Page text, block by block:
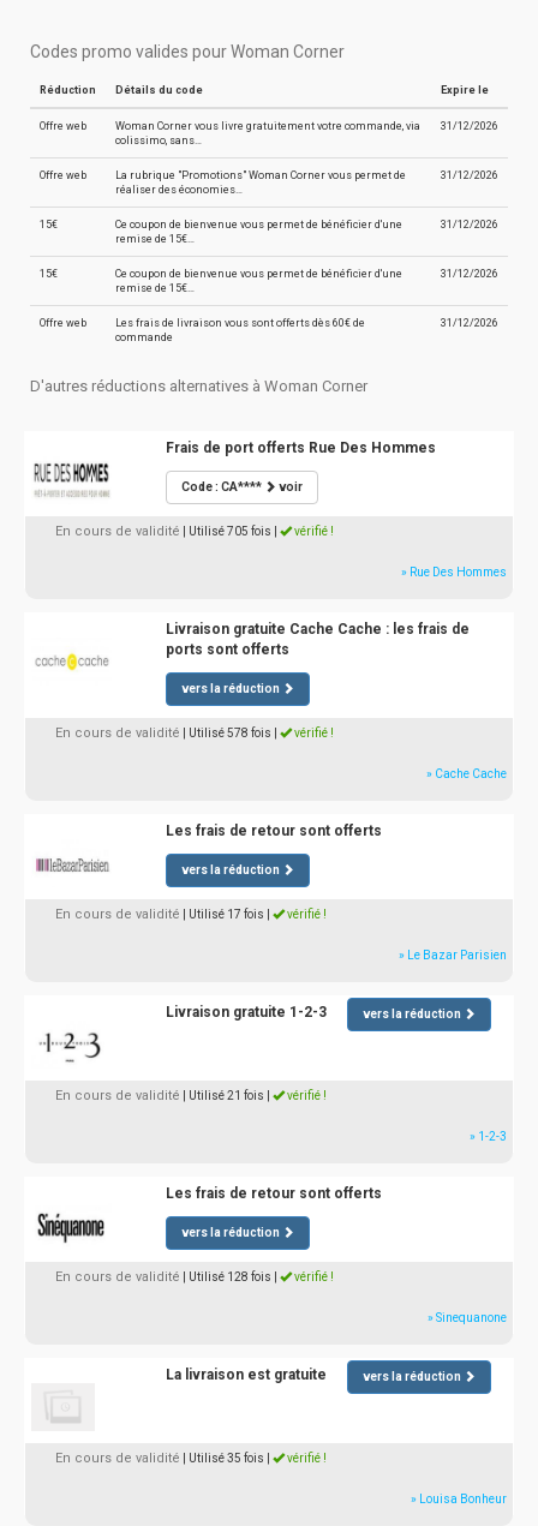
Codes promo valides pour Woman Corner
Réduction Détails du code Expire le
Offre web
Woman Corner vous livre gratuitement votre commande, via
colissimo, sans…
31/12/2026
Offre web
La rubrique "Promotions" Woman Corner vous permet de
réaliser des économies…
31/12/2026
15€
Ce coupon de bienvenue vous permet de bénéficier d'une
remise de 15€…
31/12/2026
15€
Ce coupon de bienvenue vous permet de bénéficier d'une
remise de 15€…
31/12/2026
Offre web
Les frais de livraison vous sont offerts dès 60€ de
commande
31/12/2026
D'autres réductions alternatives à Woman Corner
Frais de port offerts Rue Des Hommes
Code : CA**** voir
En cours de validité | Utilisé 705 fois vérifié !
» Rue Des Hommes
Livraison gratuite Cache Cache : les frais de
ports sont offerts
vers la réduction
En cours de validité | Utilisé 578 fois vérifié !
» Cache Cache
Les frais de retour sont offerts
vers la réduction
En cours de validité | Utilisé 17 fois vérifié !
» Le Bazar Parisien
Livraison gratuite 1-2-3 vers la réduction
En cours de validité | Utilisé 21 fois vérifié !
» 1-2-3
Les frais de retour sont offerts
vers la réduction
En cours de validité | Utilisé 128 fois vérifié !
» Sinequanone
La livraison est gratuite vers la réduction
En cours de validité | Utilisé 35 fois vérifié !
» Louisa Bonheur